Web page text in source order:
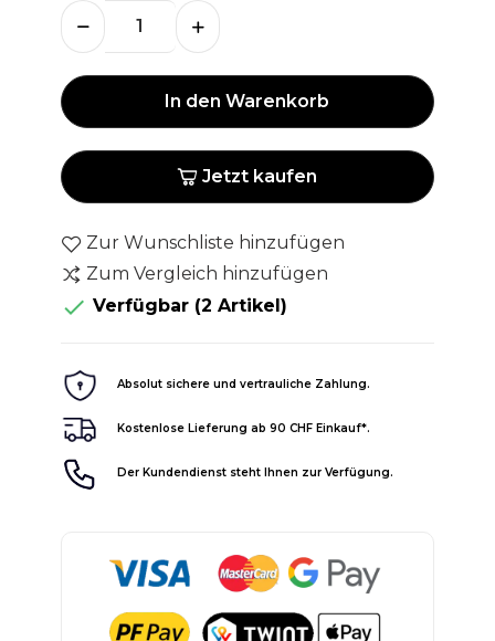
In den Warenkorb
Jetzt kaufen
Zur Wunschliste hinzufügen
Zum Vergleich hinzufügen
 Verfügbar (2 Artikel)
Absolut sichere und vertrauliche Zahlung.
Kostenlose Lieferung ab 90 CHF Einkauf*.
Der Kundendienst steht Ihnen zur Verfügung.